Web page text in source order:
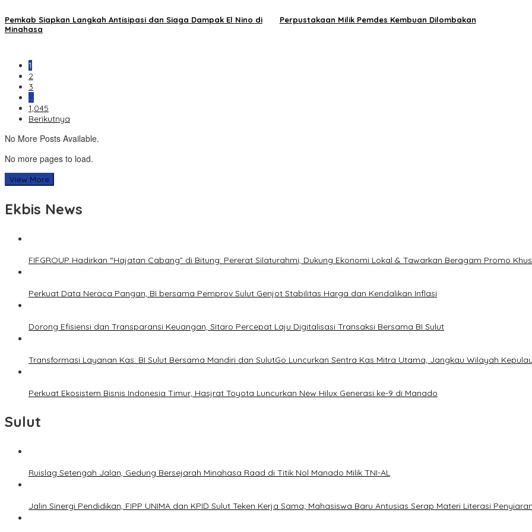
Pemkab Siapkan Langkah Antisipasi dan Siaga Dampak El Nino di
Minahasa
Perpustakaan Milik Pemdes Kembuan Dilombakan
1
2
3
…
1,045
Berikutnya
No More Posts Available.
No more pages to load.
View More
Ekbis News
FIFGROUP Hadirkan “Hajatan Cabang” di Bitung: Pererat Silaturahmi, Dukung Ekonomi Lokal & Tawarkan Beragam Promo
Perkuat Data Neraca Pangan, BI bersama Pemprov Sulut Genjot Stabilitas Harga dan Kendalikan Inflasi
Dorong Efisiensi dan Transparansi Keuangan, Sitaro Percepat Laju Digitalisasi Transaksi Bersama BI Sulut
Transformasi Layanan Kas: BI Sulut Bersama Mandiri dan SulutGo Luncurkan Sentra Kas Mitra Utama, Jangkau Wilayah
Perkuat Ekosistem Bisnis Indonesia Timur, Hasjrat Toyota Luncurkan New Hilux Generasi ke-9 di Manado
Sulut
Ruislag Setengah Jalan, Gedung Bersejarah Minahasa Raad di Titik Nol Manado Milik TNI-AL
Jalin Sinergi Pendidikan, FIPP UNIMA dan KPID Sulut Teken Kerja Sama; Mahasiswa Baru Antusias Serap Materi Literasi